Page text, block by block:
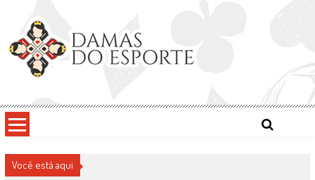
content
Damas do Esporte
Você está aqui